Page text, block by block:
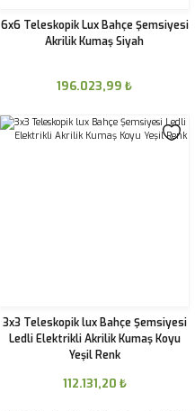
6x6 Teleskopik Lux Bahçe Şemsiyesi
Akrilik Kumaş Siyah
196.023,99 ₺
3x3 Teleskopik lux Bahçe Şemsiyesi
Ledli Elektrikli Akrilik Kumaş Koyu
Yeşil Renk
112.131,20 ₺